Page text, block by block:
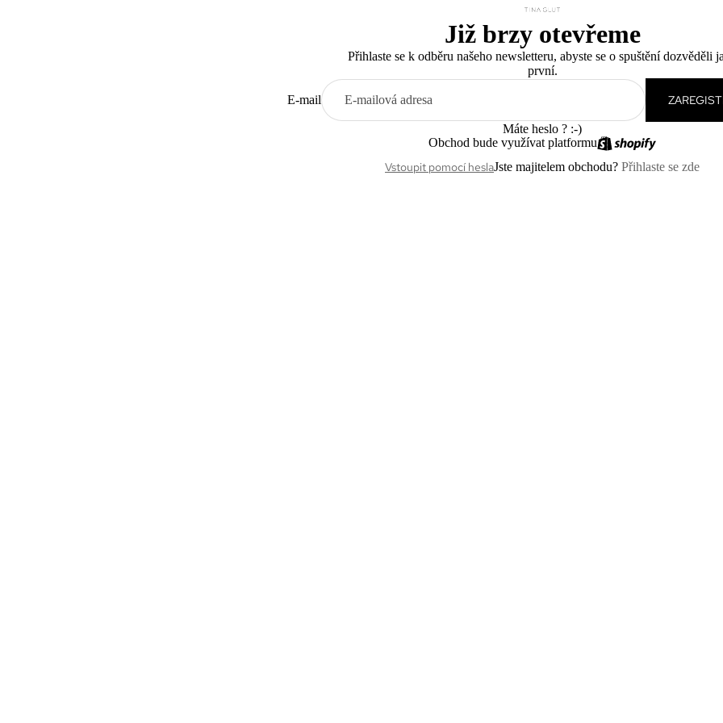
Již brzy otevřeme
Přihlaste se k odběru našeho newsletteru, abyste se o spuštění dozvěděli
první.
E-mail
Máte heslo ? :-)
Obchod bude využívat platformu
Vstoupit pomocí heslaJste majitelem obchodu? Přihlaste se zde